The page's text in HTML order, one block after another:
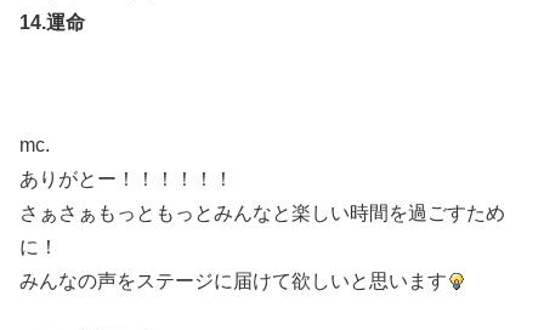
14.運命
mc.
ありがとー！！！！！！
さぁさぁもっともっとみんなと楽しい時間を過ごすため
に！
みんなの声をステージに届けて欲しいと思います